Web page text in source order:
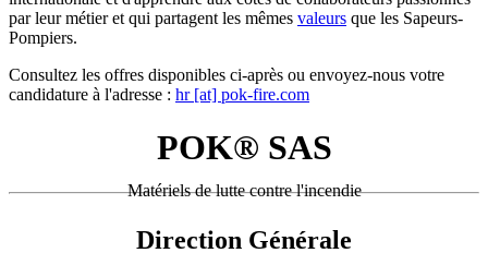
par leur métier et qui partagent les mêmes valeurs que les Sapeurs-
Pompiers.
Consultez les offres disponibles ci-après ou envoyez-nous votre
candidature à l'adresse : hr [at] pok-fire.com
POK® SAS
Matériels de lutte contre l'incendie
Direction Générale